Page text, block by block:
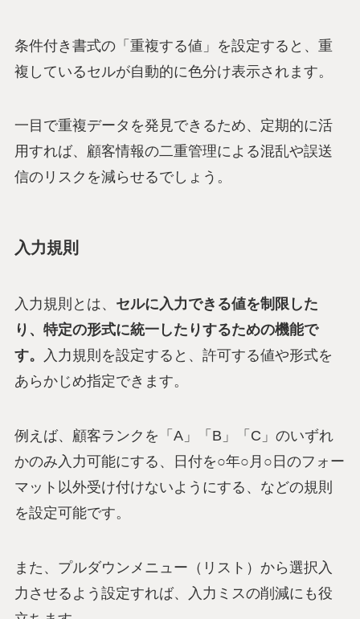
条件付き書式の「重複する値」を設定すると、重
複しているセルが自動的に色分け表示されます。
一目で重複データを発見できるため、定期的に活
用すれば、顧客情報の二重管理による混乱や誤送
信のリスクを減らせるでしょう。
入力規則
入力規則とは、 セルに入力できる値を制限した
り、特定の形式に統一したりするための機能で
す。
入力規則を設定すると、許可する値や形式を
あらかじめ指定できます。
例えば、顧客ランクを「A」「B」「C」のいずれ
かのみ入力可能にする、日付を○年○月○日のフォー
マット以外受け付けないようにする、などの規則
を設定可能です。
また、プルダウンメニュー（リスト）から選択入
力させるよう設定すれば、入力ミスの削減にも役